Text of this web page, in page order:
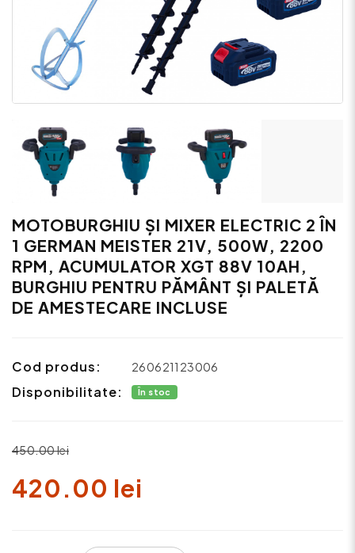
MOTOBURGHIU ȘI MIXER ELECTRIC 2 ÎN
1 GERMAN MEISTER 21V, 500W, 2200
RPM, ACUMULATOR XGT 88V 10AH,
BURGHIU PENTRU PĂMÂNT ȘI PALETĂ
DE AMESTECARE INCLUSE
Cod produs: 260621123006
Disponibilitate: În stoc
450.00 lei
420.00 lei